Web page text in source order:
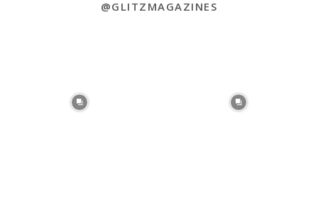
@GLITZMAGAZINES